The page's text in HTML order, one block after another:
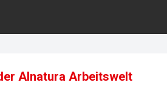
Alnatura Arbeitswelt